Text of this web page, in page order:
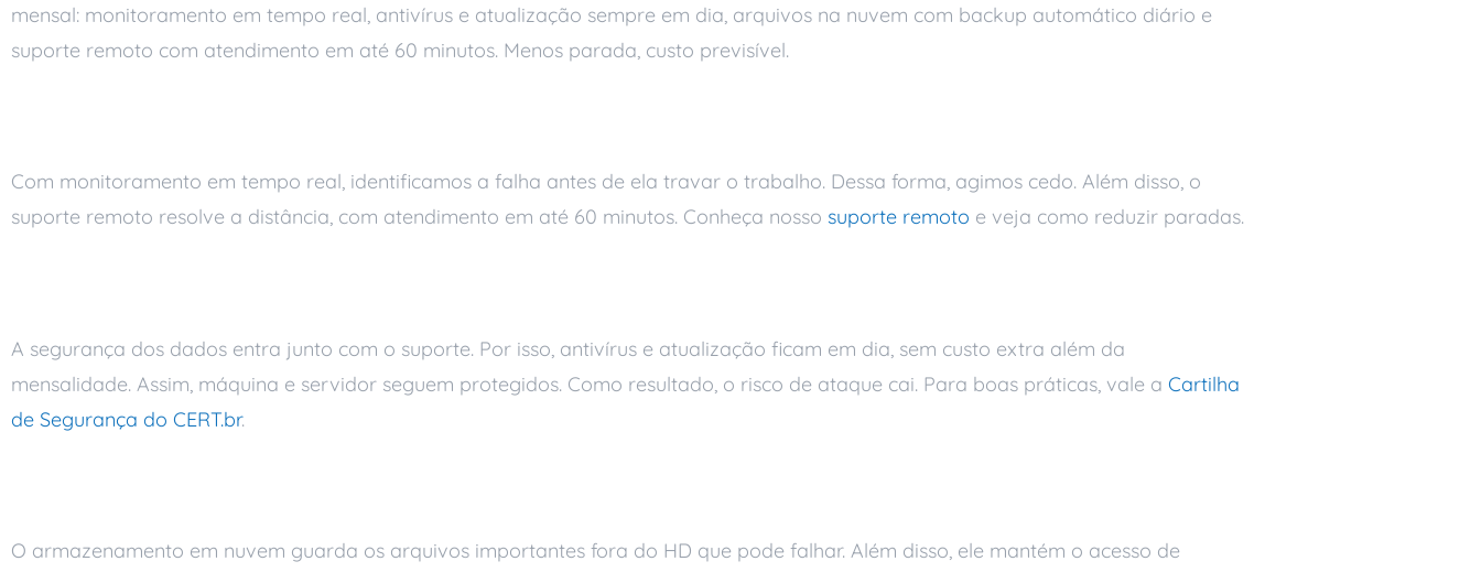
mensal: monitoramento em tempo real, antivírus e atualização sempre em dia, arquivos na nuvem com backup automático diário e
suporte remoto com atendimento em até 60 minutos. Menos parada, custo previsível.
Com monitoramento em tempo real, identificamos a falha antes de ela travar o trabalho. Dessa forma, agimos cedo. Além disso, o
suporte remoto resolve a distância, com atendimento em até 60 minutos. Conheça nosso suporte remoto e veja como reduzir paradas.
A segurança dos dados entra junto com o suporte. Por isso, antivírus e atualização ficam em dia, sem custo extra além da
mensalidade. Assim, máquina e servidor seguem protegidos. Como resultado, o risco de ataque cai. Para boas práticas, vale a Cartilha
de Segurança do CERT.br.
O armazenamento em nuvem guarda os arquivos importantes fora do HD que pode falhar. Além disso, ele mantém o acesso de